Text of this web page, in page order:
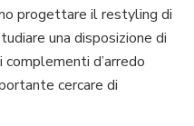
progettare il restyling di
una disposizione di
d’arredo
cercare di